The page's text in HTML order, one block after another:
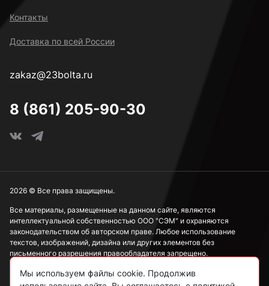
Контакты
Доставка по всей России
zakaz@23bolta.ru
8 (861) 205-90-30
Все материалы, размещенные на данном сайте, являются
интеллектуальной собственностью ООО "СЭМ" и охраняются
законодательством об авторском праве. Любое использование
текстов, изображений, дизайна или других элементов без
письменного разрешения правообладателя запрещено.
Информация, представленная на сайте, носит исключительно
2026 © Все права защищены.
Мы используем файлы cookie. Продолжив